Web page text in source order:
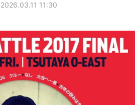
2026.03.11 11:30